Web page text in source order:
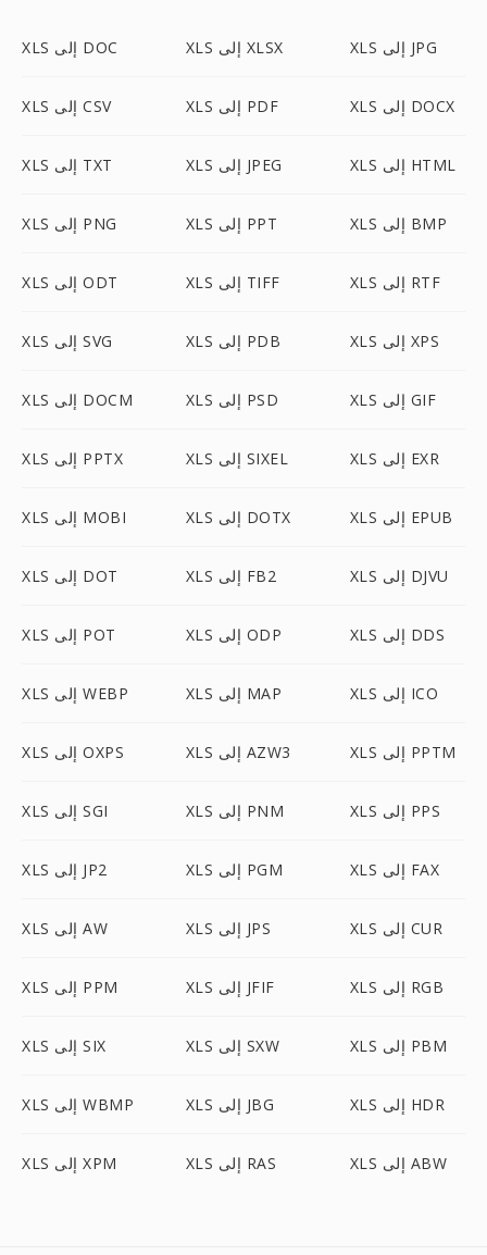
XLS إلى DOC XLS إلى XLSX XLS إلى JPG
XLS إلى CSV XLS إلى PDF XLS إلى DOCX
XLS إلى TXT XLS إلى JPEG XLS إلى HTML
XLS إلى PNG XLS إلى PPT XLS إلى BMP
XLS إلى ODT XLS إلى TIFF XLS إلى RTF
XLS إلى SVG XLS إلى PDB XLS إلى XPS
XLS إلى DOCM XLS إلى PSD XLS إلى GIF
XLS إلى PPTX XLS إلى SIXEL XLS إلى EXR
XLS إلى MOBI XLS إلى DOTX XLS إلى EPUB
XLS إلى DOT XLS إلى FB2 XLS إلى DJVU
XLS إلى POT XLS إلى ODP XLS إلى DDS
XLS إلى WEBP XLS إلى MAP XLS إلى ICO
XLS إلى OXPS XLS إلى AZW3 XLS إلى PPTM
XLS إلى SGI XLS إلى PNM XLS إلى PPS
XLS إلى JP2 XLS إلى PGM XLS إلى FAX
XLS إلى AW XLS إلى JPS XLS إلى CUR
XLS إلى PPM XLS إلى JFIF XLS إلى RGB
XLS إلى SIX XLS إلى SXW XLS إلى PBM
XLS إلى WBMP XLS إلى JBG XLS إلى HDR
XLS إلى XPM XLS إلى RAS XLS إلى ABW